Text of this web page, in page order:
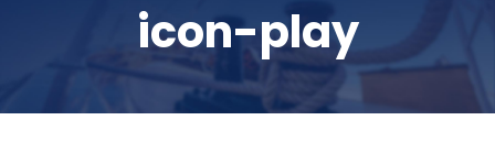
icon-play